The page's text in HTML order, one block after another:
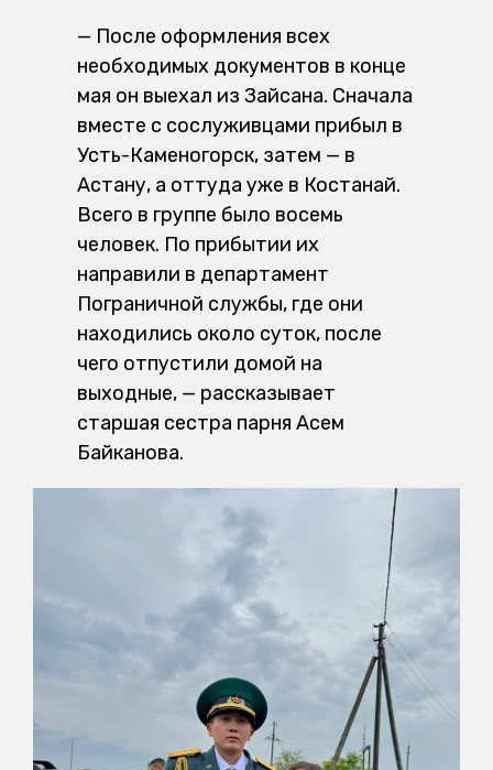
— После оформления всех
необходимых документов в конце
мая он выехал из Зайсана. Сначала
вместе с сослуживцами прибыл в
Усть-Каменогорск, затем — в
Астану, а оттуда уже в Костанай.
Всего в группе было восемь
человек. По прибытии их
направили в департамент
Пограничной службы, где они
находились около суток, после
чего отпустили домой на
выходные, — рассказывает
старшая сестра парня Асем
Байканова.